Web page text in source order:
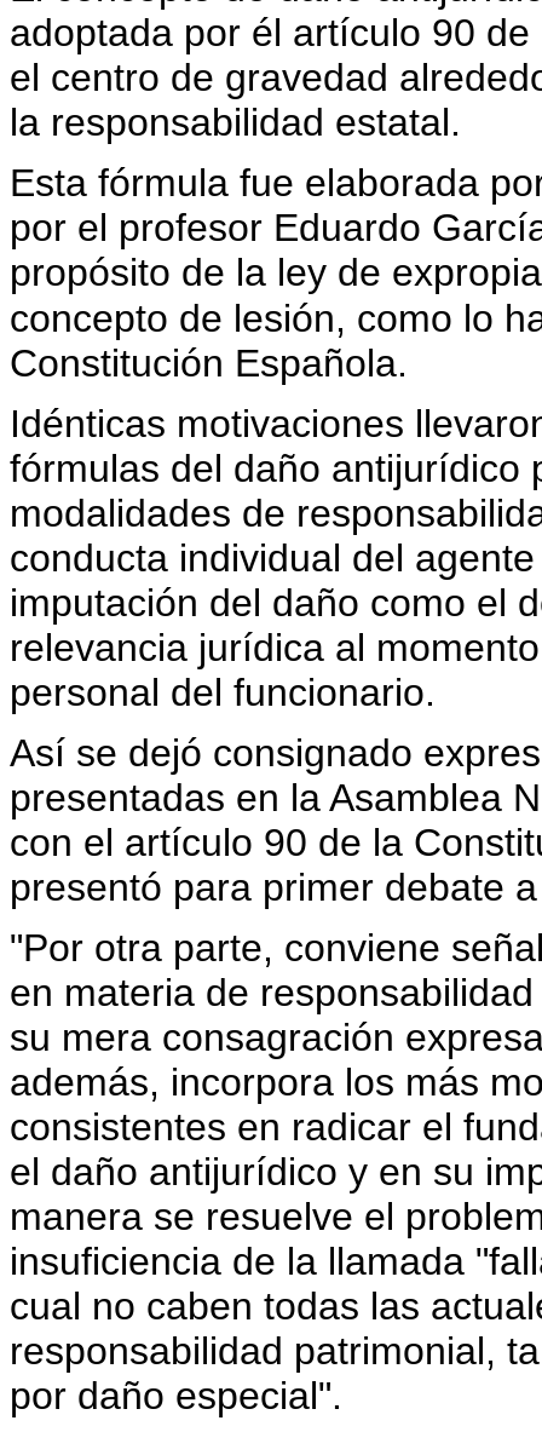
adoptada por él artículo 90
el centro de gravedad
la responsabilidad estatal.
Esta fórmula fue elaborada
por el profesor Eduardo
propósito de la ley de
concepto de lesión, como lo
Constitución Española.
Idénticas motivaciones
fórmulas del daño antijurídico
modalidades de
conducta individual del
imputación del daño como el
relevancia jurídica al
personal del funcionario.
Así se dejó consignado
presentadas en la Asamblea
con el artículo 90 de la
presentó para primer debate
"Por otra parte, conviene
en materia de
su mera consagración
además, incorpora los más
consistentes en radicar el
el daño antijurídico y en su
manera se resuelve el
insuficiencia de la llamada
cual no caben todas las
responsabilidad patrimonial,
por daño especial".